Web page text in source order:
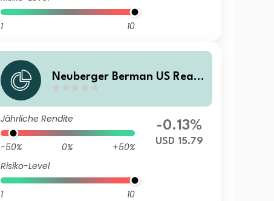
1 10
Neuberger Berman US Real
M Accumulating Class
Jährliche Rendite
-50% 0%
+50%
Risiko-Level
1 10
-0.13%
USD 15.79